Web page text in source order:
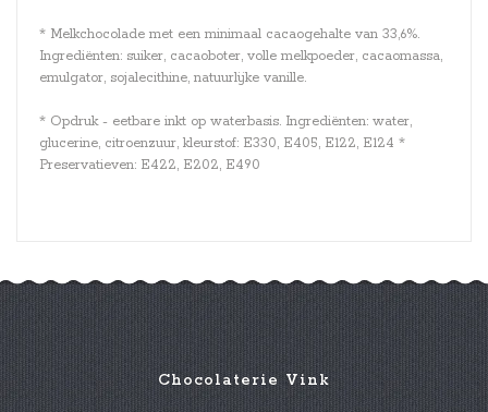
* Melkchocolade met een minimaal cacaogehalte van 33,6%.
Ingrediënten: suiker, cacaoboter, volle melkpoeder, cacaomassa,
emulgator, sojalecithine, natuurlijke vanille.
* Opdruk - eetbare inkt op waterbasis. Ingrediënten: water,
glucerine, citroenzuur, kleurstof: E330, E405, E122, E124 *
Preservatieven: E422, E202, E490
Chocolaterie Vink